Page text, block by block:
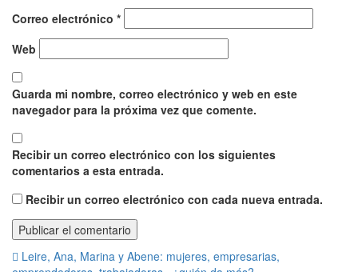
Correo electrónico *
Web
Guarda mi nombre, correo electrónico y web en este
navegador para la próxima vez que comente.
Recibir un correo electrónico con los siguientes
comentarios a esta entrada.
Recibir un correo electrónico con cada nueva entrada.
Navegación
Leire, Ana, Marina y Abene: mujeres, empresarias,